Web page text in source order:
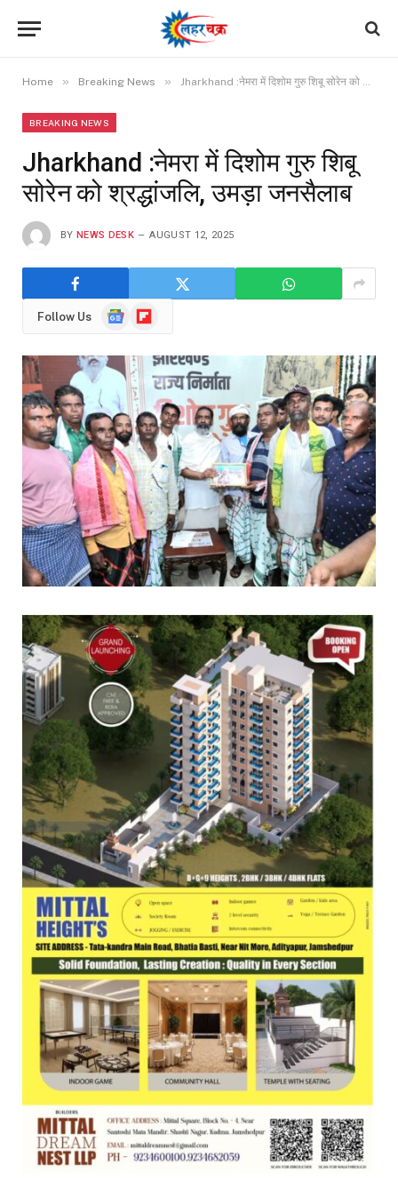
Home » Breaking News » Jharkhand :नेमरा में दिशोम गुरु शिबू सोरेन को श्रद्धांजलि, उमड़ा जनसैलाब
BREAKING NEWS
Jharkhand :नेमरा में दिशोम गुरु शिबू
सोरेन को श्रद्धांजलि, उमड़ा जनसैलाब
BY NEWS DESK AUGUST 12, 2025
Follow Us
GoogleFlipboard